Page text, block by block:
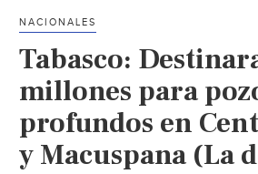
NACIONALES
Tabasco:
millones para
profundos en
y Macuspana (La